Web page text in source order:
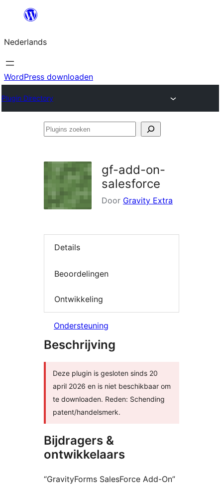
de
inhoud
Nederlands
WordPress downloaden
Plugin Directory
Plugins
gf-add-on-
salesforce
Door Gravity Extra
Details
Beoordelingen
Ontwikkeling
Ondersteuning
Beschrijving
Deze plugin is gesloten sinds 20
april 2026 en is niet beschikbaar om
te downloaden. Reden: Schending
patent/handelsmerk.
Bijdragers &
ontwikkelaars
“GravityForms SalesForce Add-On”